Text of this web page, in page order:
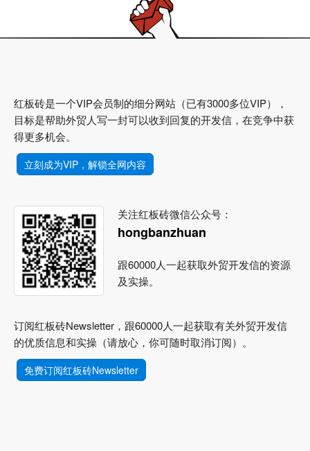
红板砖是一个VIP会员制的细分网站（已有3000多位VIP），
目标是帮助外贸人写一封可以收到回复的开发信，在竞争中获
得更多机会。
立刻成为VIP，解锁全网内容
关注红板砖微信公众号：
hongbanzhuan
跟60000人一起获取外贸开发信的资源
及实操。
订阅红板砖Newsletter，跟60000人一起获取有关外贸开发信
的优质信息和实操（请放心，你可随时取消订阅）。
免费订阅红板砖Newsletter